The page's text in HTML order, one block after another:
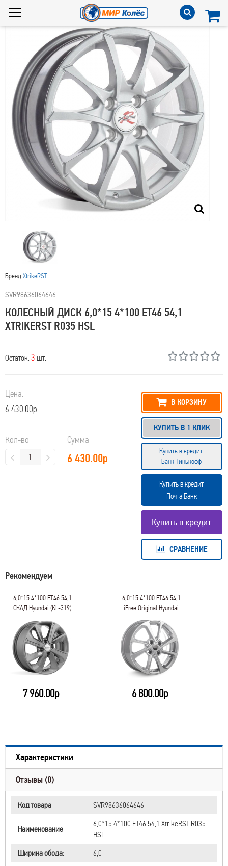
БрендXtrikeRST
SVR98636064646
КОЛЕСНЫЙ ДИСК 6,0*15 4*100 ET46 54,1
XTRIKERST R035 HSL
Остаток: 3 шт.
Цена:
6 430.00р
Кол-во Сумма
6 430.00р
В КОРЗИНУ
КУПИТЬ В 1 КЛИК
Купить в кредит
Банк Тинькофф
Купить в кредит
Почта Банк
СРАВНЕНИЕ
Рекомендуем
6,0*15 4*100 ET46 54,1
СКАД Hyundai (KL-319)
7 960.00р
6,0*15 4*100 ET46 54,1
iFree Original Hyundai
Solaris II (КС861)
Сильвер
6 800.00р
Характеристики
Отзывы (0)
Код товара SVR98636064646
Наименование
6,0*15 4*100 ET46 54,1 XtrikeRST R035
HSL
Ширина обода:
6,0